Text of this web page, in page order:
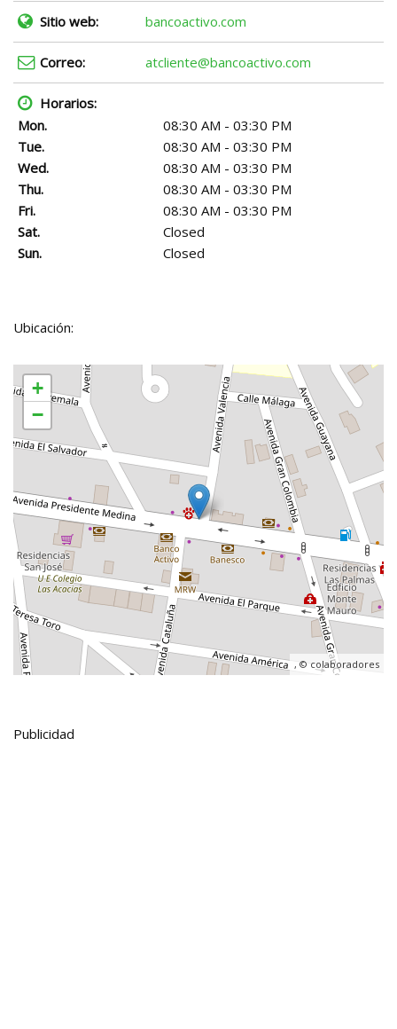
Sitio web: bancoactivo.com
Correo: atcliente@bancoactivo.com
Horarios:
Mon.
08:30 AM - 03:30 PM
Tue.
08:30 AM - 03:30 PM
Wed.
08:30 AM - 03:30 PM
Thu.
08:30 AM - 03:30 PM
Fri.
08:30 AM - 03:30 PM
Sat.
Closed
Sun.
Closed
Ubicación:
+
−
, © colaboradores
Publicidad